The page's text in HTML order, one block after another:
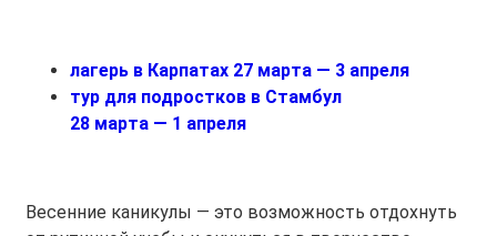
лагерь в Карпатах 27 марта — 3 апреля
тур для подростков в Стамбул
28 марта — 1 апреля
Весенние каникулы — это возможность отдохнуть